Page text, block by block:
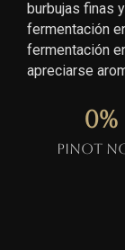
burbujas finas
fermentación
fermentación
apreciarse
Pinot
0%